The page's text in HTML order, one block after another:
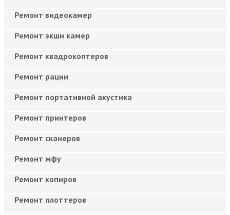
Ремонт видеокамер
Ремонт экшн камер
Ремонт квадрокоптеров
Ремонт рации
Ремонт портативной акустика
Ремонт принтеров
Ремонт сканеров
Ремонт мфу
Ремонт копиров
Ремонт плоттеров